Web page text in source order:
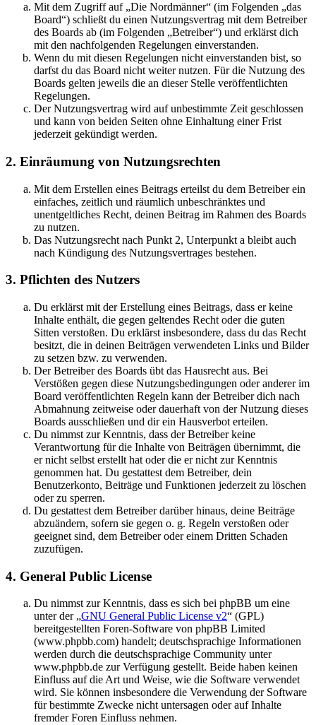
Mit dem Zugriff auf „Die Nordmänner“ (im Folgenden „das
Board“) schließt du einen Nutzungsvertrag mit dem Betreiber
des Boards ab (im Folgenden „Betreiber“) und erklärst dich
mit den nachfolgenden Regelungen einverstanden.
Wenn du mit diesen Regelungen nicht einverstanden bist, so
darfst du das Board nicht weiter nutzen. Für die Nutzung des
Boards gelten jeweils die an dieser Stelle veröffentlichten
Regelungen.
Der Nutzungsvertrag wird auf unbestimmte Zeit geschlossen
und kann von beiden Seiten ohne Einhaltung einer Frist
jederzeit gekündigt werden.
2. Einräumung von Nutzungsrechten
Mit dem Erstellen eines Beitrags erteilst du dem Betreiber ein
einfaches, zeitlich und räumlich unbeschränktes und
unentgeltliches Recht, deinen Beitrag im Rahmen des Boards
zu nutzen.
Das Nutzungsrecht nach Punkt 2, Unterpunkt a bleibt auch
nach Kündigung des Nutzungsvertrages bestehen.
3. Pflichten des Nutzers
Du erklärst mit der Erstellung eines Beitrags, dass er keine
Inhalte enthält, die gegen geltendes Recht oder die guten
Sitten verstoßen. Du erklärst insbesondere, dass du das Recht
besitzt, die in deinen Beiträgen verwendeten Links und Bilder
zu setzen bzw. zu verwenden.
Der Betreiber des Boards übt das Hausrecht aus. Bei
Verstößen gegen diese Nutzungsbedingungen oder anderer im
Board veröffentlichten Regeln kann der Betreiber dich nach
Abmahnung zeitweise oder dauerhaft von der Nutzung dieses
Boards ausschließen und dir ein Hausverbot erteilen.
Du nimmst zur Kenntnis, dass der Betreiber keine
Verantwortung für die Inhalte von Beiträgen übernimmt, die
er nicht selbst erstellt hat oder die er nicht zur Kenntnis
genommen hat. Du gestattest dem Betreiber, dein
Benutzerkonto, Beiträge und Funktionen jederzeit zu löschen
oder zu sperren.
Du gestattest dem Betreiber darüber hinaus, deine Beiträge
abzuändern, sofern sie gegen o. g. Regeln verstoßen oder
geeignet sind, dem Betreiber oder einem Dritten Schaden
zuzufügen.
4. General Public License
Du nimmst zur Kenntnis, dass es sich bei phpBB um eine
unter der „GNU General Public License v2“ (GPL)
bereitgestellten Foren-Software von phpBB Limited
(www.phpbb.com) handelt; deutschsprachige Informationen
werden durch die deutschsprachige Community unter
www.phpbb.de zur Verfügung gestellt. Beide haben keinen
Einfluss auf die Art und Weise, wie die Software verwendet
wird. Sie können insbesondere die Verwendung der Software
für bestimmte Zwecke nicht untersagen oder auf Inhalte
fremder Foren Einfluss nehmen.